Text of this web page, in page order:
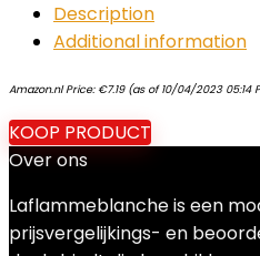
Description
Additional information
Amazon.nl Price: €7.19(as of 10/04/2023 05:14
KOOP PRODUCT
Over ons
Laflammeblanche is een
prijsvergelijkings- en